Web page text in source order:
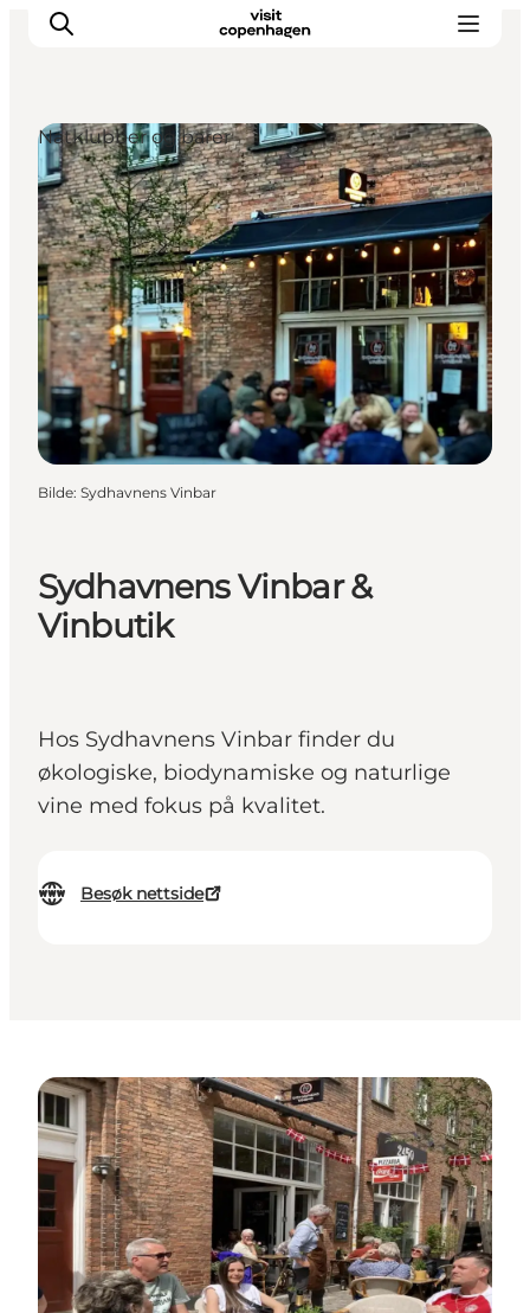
Aktiviteter
Spise og drikke
Planlegg turen din
Sydhavnens Vinbar &
Vinbutik
Hos Sydhavnens Vinbar finder du
økologiske, biodynamiske og naturlige
vine med fokus på kvalitet.
Besøk nettside
Natklubber og barer
Bilde: Sydhavnens Vinbar